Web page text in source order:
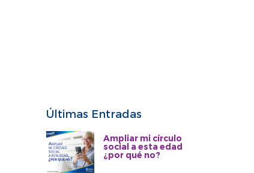
Últimas Entradas
Ampliar mi círculo
social a esta edad
¿por qué no?